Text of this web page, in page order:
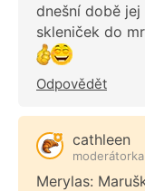
dnešní době
skleniček do
Odpovědět
cathleen
moderátorka
Merylas: